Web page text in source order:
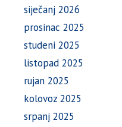
siječanj 2026
prosinac 2025
studeni 2025
listopad 2025
rujan 2025
kolovoz 2025
srpanj 2025